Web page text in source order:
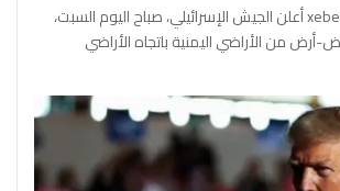
آفرين علو ـ xeber24.net أعلن الجيش الإسرائيلي، صباح اليوم السبت،
أرض من الأراضي اليمنية باتجاه الأراضي